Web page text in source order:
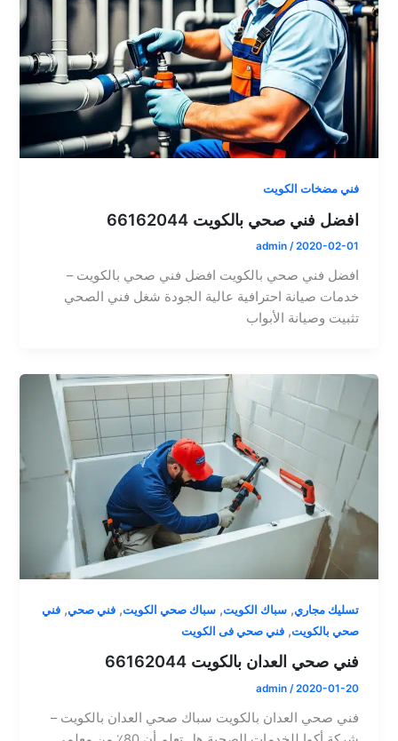
فني مضخات الكويت
افضل فني صحي بالكويت 66162044
admin /2020-02-01
افضل فني صحي بالكويت افضل فني صحي بالكويت –
خدمات صيانة احترافية عالية الجودة شغل فني الصحي
تثبيت وصيانة الأبواب
تسليك مجاري,سباك الكويت,سباك صحي الكويت,فني صحي,فني
صحي بالكويت,فني صحي فى الكويت
فني صحي العدان بالكويت 66162044
admin /2020-01-20
فني صحي العدان بالكويت سباك صحي العدان بالكويت –